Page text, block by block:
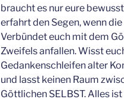
braucht es nur eure
erfahrt den Segen, wenn
Verbündet euch mit dem
Zweifels anfallen. Wisst
Gedankenschleifen alter
und lasst keinen Raum
Göttlichen SELBST. Alles